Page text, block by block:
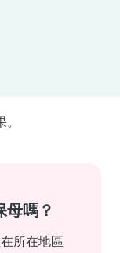
母嗎？
所在地區